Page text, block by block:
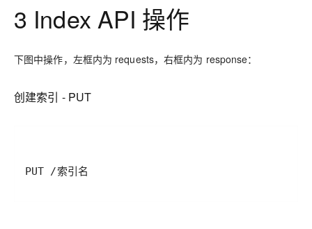
3 Index API 操作
下图中操作，左框内为 requests，右框内为 response：
创建索引 - PUT
PUT /索引名